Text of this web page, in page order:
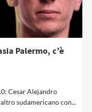
Palermo, c’è
Cesar Alejandro
sudamericano con...